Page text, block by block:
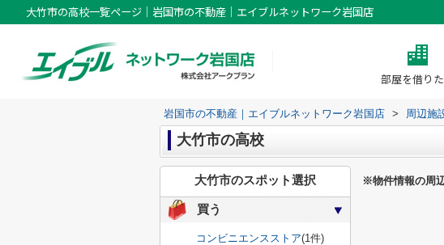
大竹市の高校一覧ページ｜岩国市の不動産｜エイブルネットワーク岩国店
部屋を借り
岩国市の不動産｜エイブルネットワーク岩国店 > 周辺施
大竹市の高校
※物件情報の周
大竹市のスポット選択
買う
コンビニエンスストア(1件)